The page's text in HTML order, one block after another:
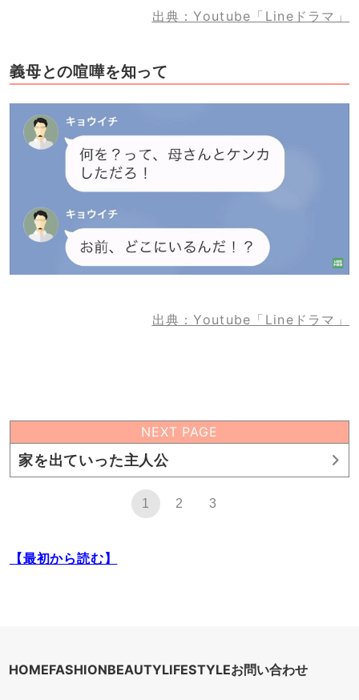
出典：Youtube「Lineドラマ」
義母との喧嘩を知って
出典：Youtube「Lineドラマ」
NEXT PAGE
家を出ていった主人公
1 2 3
【最初から読む】
HOMEFASHIONBEAUTYLIFESTYLEお問い合わせ